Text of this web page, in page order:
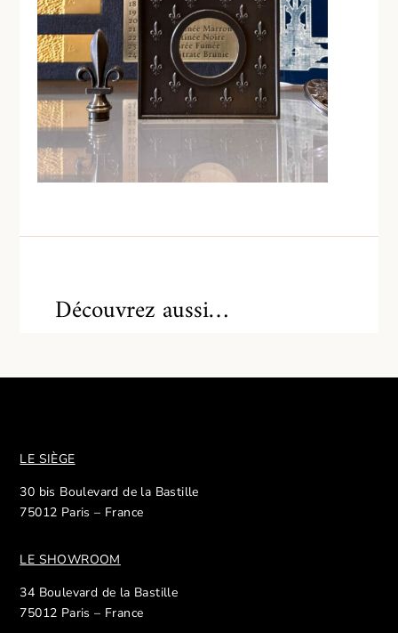
Découvrez aussi…
LE SIÈGE
30 bis Boulevard de la Bastille
75012 Paris – France
LE SHOWROOM
34 Boulevard de la Bastille
75012 Paris – France